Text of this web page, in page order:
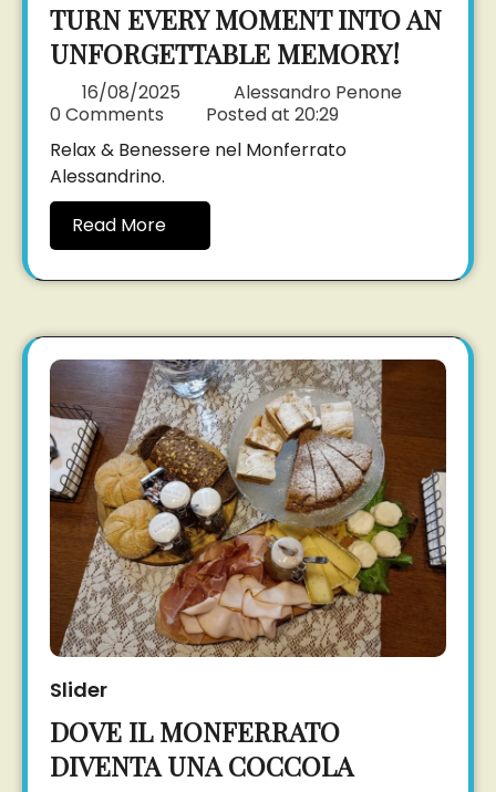
TURN EVERY MOMENT INTO AN
UNFORGETTABLE MEMORY!
16/08/2025
Alessandro Penone
0 Comments
Posted at 20:29
Relax & Benessere nel Monferrato
Alessandrino.
Read More
Slider
DOVE IL MONFERRATO
DIVENTA UNA COCCOLA